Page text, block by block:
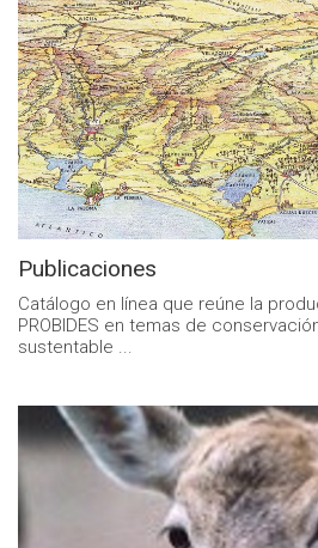
Publicaciones
Catálogo en línea que reúne la
PROBIDES en temas de
sustentable ...